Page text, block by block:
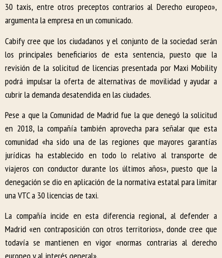
30 taxis, entre otros preceptos contrarios al Derecho europeo»,
argumenta la empresa en un comunicado.
Cabify cree que los ciudadanos y el conjunto de la sociedad serán
los principales beneficiarios de esta sentencia, puesto que la
revisión de la solicitud de licencias presentada por Maxi Mobility
podrá impulsar la oferta de alternativas de movilidad y ayudar a
cubrir la demanda desatendida en las ciudades.
Pese a que la Comunidad de Madrid fue la que denegó la solicitud
en 2018, la compañía también aprovecha para señalar que esta
comunidad «ha sido una de las regiones que mayores garantías
jurídicas ha establecido en todo lo relativo al transporte de
viajeros con conductor durante los últimos años», puesto que la
denegación se dio en aplicación de la normativa estatal para limitar
una VTC a 30 licencias de taxi.
La compañía incide en esta diferencia regional, al defender a
Madrid «en contraposición con otros territorios», donde cree que
todavía se mantienen en vigor «normas contrarias al derecho